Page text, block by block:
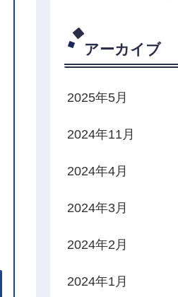
アーカイブ
2025年5月
2024年11月
2024年4月
2024年3月
2024年2月
2024年1月